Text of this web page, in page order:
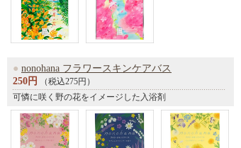
● nonohana フラワースキンケアバス
250円
（税込275円）
可憐に咲く野の花をイメージした入浴剤